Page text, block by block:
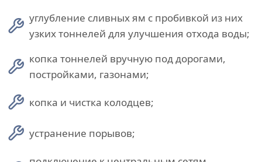
углубление сливных ям с пробивкой из них
узких тоннелей для улучшения отхода воды;
копка тоннелей вручную под дорогами,
постройками, газонами;
копка и чистка колодцев;
устранение порывов;